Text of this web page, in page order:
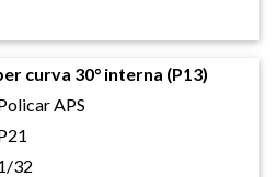
curva 30° interna (P13)
APS
32